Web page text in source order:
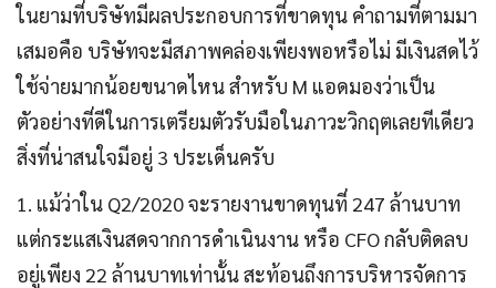
ในยามที่บริษัทมีผลประกอบการที่ขาดทุน คำถามที่ตามมา
เสมอคือ บริษัทจะมีสภาพคล่องเพียงพอหรือไม่ มีเงินสดไว้
ใช้จ่ายมากน้อยขนาดไหน สำหรับ M แอดมองว่าเป็น
ตัวอย่างที่ดีในการเตรียมตัวรับมือในภาวะวิกฤตเลยทีเดียว
สิ่งที่น่าสนใจมีอยู่ 3 ประเด็นครับ
1. แม้ว่าใน Q2/2020 จะรายงานขาดทุนที่ 247 ล้านบาท
แต่กระแสเงินสดจากการดำเนินงาน หรือ CFO กลับติดลบ
อยู่เพียง 22 ล้านบาทเท่านั้น สะท้อนถึงการบริหารจัดการ